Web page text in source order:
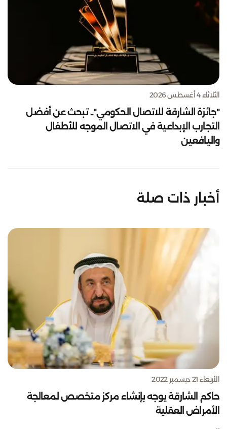
الثلاثاء 4 أغسطس 2026
"جائزة الشارقة للاتصال الحكومي".. تبحث عن أفضل
التجارب الإبداعية في الاتصال الموجه للأطفال
واليافعين
أخبار ذات صلة
الأربعاء 21 ديسمبر 2022
حاكم الشارقة يوجه بإنشاء مركز متخصص لمعالجة
الأمراض العقلية